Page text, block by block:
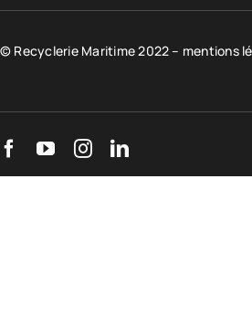
Scolaires
Particuliers
Boutique
© Recyclerie Maritime 2022 – mentions